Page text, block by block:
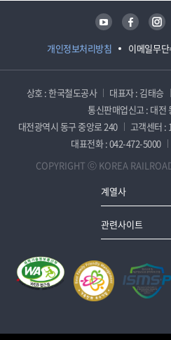
개인정보처리방침 이메일무
유튜브 페이스북 인스타그램
상호 : 한국철도공사 대표자 : 김태승
통신판매업신고 : 대전
대전광역시 동구 중앙로 240
고객센터 :
대표전화 : 042-472-5000
COPYRIGHT ⓒ KOREA
계열사
관련사이트